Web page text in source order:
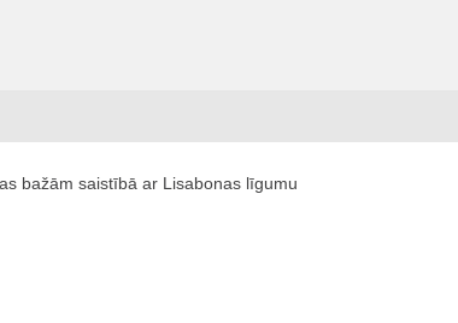
bažām saistībā ar Lisabonas līgumu